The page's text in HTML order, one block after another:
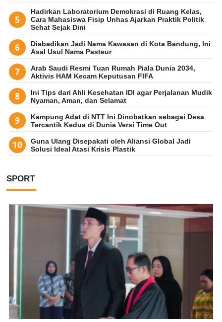
Hadirkan Laboratorium Demokrasi di Ruang Kelas,
Cara Mahasiswa Fisip Unhas Ajarkan Praktik Politik
Sehat Sejak Dini
Diabadikan Jadi Nama Kawasan di Kota Bandung, Ini
Asal Usul Nama Pasteur
Arab Saudi Resmi Tuan Rumah Piala Dunia 2034,
Aktivis HAM Kecam Keputusan FIFA
Ini Tips dari Ahli Kesehatan IDI agar Perjalanan Mudik
Nyaman, Aman, dan Selamat
Kampung Adat di NTT Ini Dinobatkan sebagai Desa
Tercantik Kedua di Dunia Versi Time Out
Guna Ulang Disepakati oleh Aliansi Global Jadi
Solusi Ideal Atasi Krisis Plastik
SPORT